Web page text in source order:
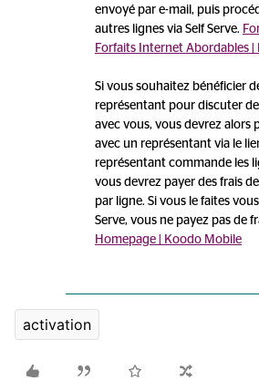
envoyé par e-mail, puis
autres lignes via Self Serve.
Forfaits Internet Abordables
Si vous souhaitez bénéficier
représentant pour discuter
avec vous, vous devrez alors
avec un représentant via le
représentant commande les
vous devrez payer des frais
par ligne. Si vous le faites
Serve, vous ne payez pas de
Homepage | Koodo Mobile
activation